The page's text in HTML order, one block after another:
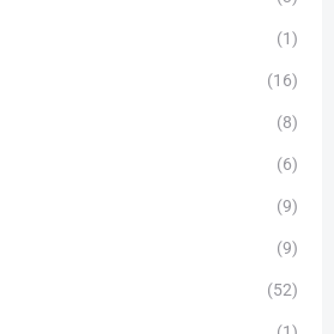
(1)
(16)
(8)
(6)
(9)
(9)
(52)